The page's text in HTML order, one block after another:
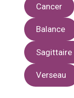
Cancer
Balance
Sagittaire
Verseau